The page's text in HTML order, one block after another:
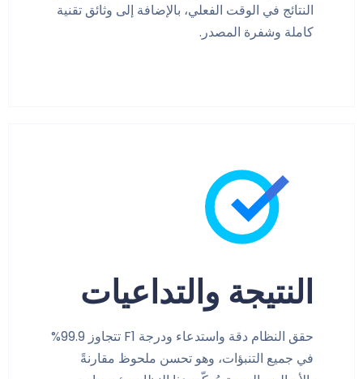
النتائج في الوقت الفعلي، بالإضافة إلى وثائق تقنية
كاملة وشفرة المصدر.
النتيجة والتداعيات
حقق النظام دقة واستدعاء ودرجة F1 تتجاوز 99.9%
في جميع التنبؤات، وهو تحسن ملحوظ مقارنةً